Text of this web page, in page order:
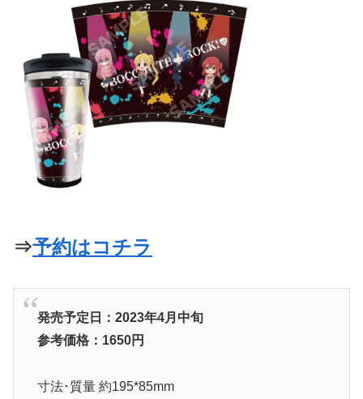
⇒予約はコチラ
発売予定日：2023年4月中旬
参考価格： 1650円
寸法･質量 約195*85mm